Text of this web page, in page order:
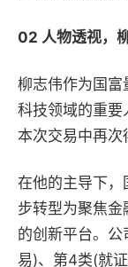
02 人物透视，
柳志伟作为国富
科技领域的重要
本次交易中再次
在他的主导下，
步转型为聚焦
的创新平台。公
易)、第4类(就